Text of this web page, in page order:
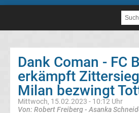
3.
Liga
Dank Coman - FC
erkämpft
Milan bezwingt
Mittwoch, 15.02.2023 - 10:12 Uhr
Von: Robert Freiberg - Asanka